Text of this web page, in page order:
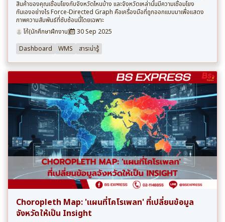
สินค้าของคุณเชื่อมโยงกับจังหวัดไหนบ้าง และจังหวัดเหล่านั้นมีความเชื่อมโยง
กันเองอย่างไร Force-Directed Graph คือเครื่องมือที่ถูกออกแบบมาเพื่อแสดง
ภาพความสัมพันธ์ที่ซับซ้อนนี้โดยเฉพาะ
โก้(นักศึกษาฝึกงาน)
30 Sep 2025
Dashboard
WMS สาระน่ารู้
Choropleth Map: 'แผนที่โคโรเพลท' ที่เปลี่ยนข้อมูล
จังหวัดให้เป็น Insight